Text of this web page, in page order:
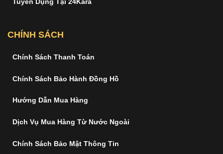
Tuyển Dụng Tại 24Kara
CHÍNH SÁCH
Chính Sách Thanh Toán
Chính Sách Bảo Hành Đồng Hồ
Hướng Dẫn Mua Hàng
Dịch Vụ Mua Hàng Từ Nước Ngoài
Chính Sách Bảo Mật Thông Tin